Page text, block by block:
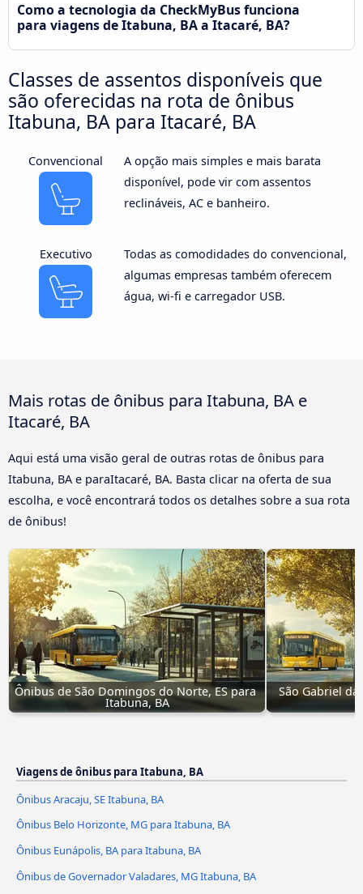
Como a tecnologia da CheckMyBus funciona
para viagens de Itabuna, BA a Itacaré, BA?
Classes de assentos disponíveis que
são oferecidas na rota de ônibus
Itabuna, BA para Itacaré, BA
Convencional
A opção mais simples e mais barata
disponível, pode vir com assentos
reclináveis, AC e banheiro.
Executivo
Todas as comodidades do convencional,
algumas empresas também oferecem
água, wi-fi e carregador USB.
Mais rotas de ônibus para Itabuna, BA e
Itacaré, BA
Aqui está uma visão geral de outras rotas de ônibus para
Itabuna, BA e paraItacaré, BA. Basta clicar na oferta de sua
escolha, e você encontrará todos os detalhes sobre a sua rota
de ônibus!
Ônibus de São Domingos do Norte, ES para
Itabuna, BA
São Gabriel da
Viagens de ônibus para Itabuna, BA
Ônibus Aracaju, SE Itabuna, BA
Ônibus Belo Horizonte, MG para Itabuna, BA
Ônibus Eunápolis, BA para Itabuna, BA
Ônibus de Governador Valadares, MG Itabuna, BA